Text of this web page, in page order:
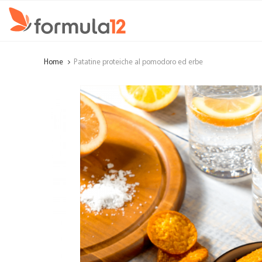
TORNA
Home Patatine proteiche al pomodoro ed erbe